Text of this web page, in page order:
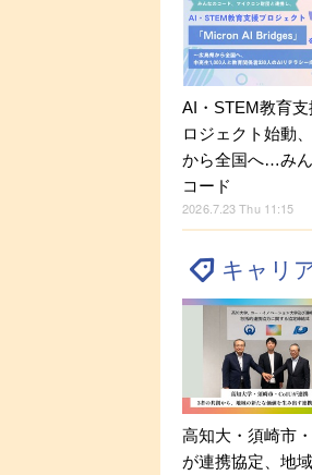
AI・STEM教育
ロジェクト始動
から全国へ…み
コード
2026.7.23 Thu 11:15
キャリ
高知大・須崎市
が連携協定、地